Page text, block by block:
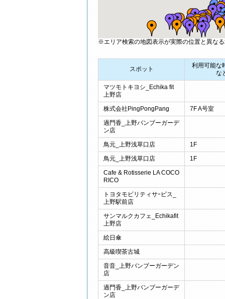
※エリア検索の地図表示が実際の位置と異な
スポット
利用可能な
な
マツモトキヨシ_Echika fit
上野店
株式会社PingPongPang
7F A号室
過門香_上野バンブーガーデ
ン店
鳥元_上野浅草口店
1F
鳥元_上野浅草口店
1F
Cafe & Rotisserie LA COCO
RICO
トヨタモビリティサｰビス_
上野駅前店
サンマルクカフェ_Echikafit
上野店
絵日傘
高級喫茶古城
音音_上野バンブーガーデン
店
過門香_上野バンブーガーデ
ン店